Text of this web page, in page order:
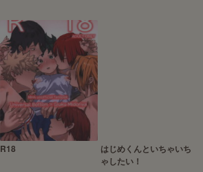
R18
はじめくんといちゃいち
ゃしたい！